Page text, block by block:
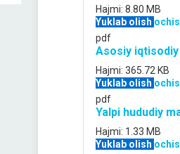
Hajmi: 8.80 MB
Yuklab olish
pdf
Asosiy
Hajmi: 365.72 KB
Yuklab olish
pdf
Yalpi hududiy
Hajmi: 1.33 MB
Yuklab olish